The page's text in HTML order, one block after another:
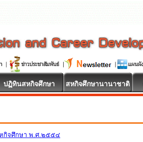
ปฏิทินสหกิจศึกษา สหกิจศึกษานานาชาติ
หกิจศึกษา พ.ศ.๒๕๕๔